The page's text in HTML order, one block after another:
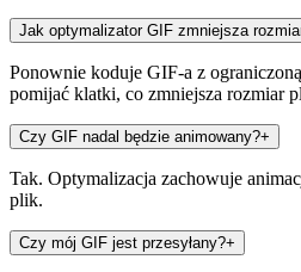
Jak optymalizator GIF zmniejsza
Ponownie koduje GIF-a z
pomijać klatki, co zmniejsza rozmiar
Czy GIF nadal będzie animowany?+
Tak. Optymalizacja zachowuje
plik.
Czy mój GIF jest przesyłany?+